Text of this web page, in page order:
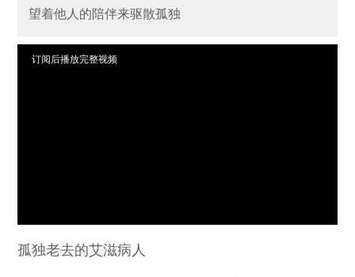
望着他人的陪伴来驱散孤独
订阅后播放完整视频
孤独老去的艾滋病人